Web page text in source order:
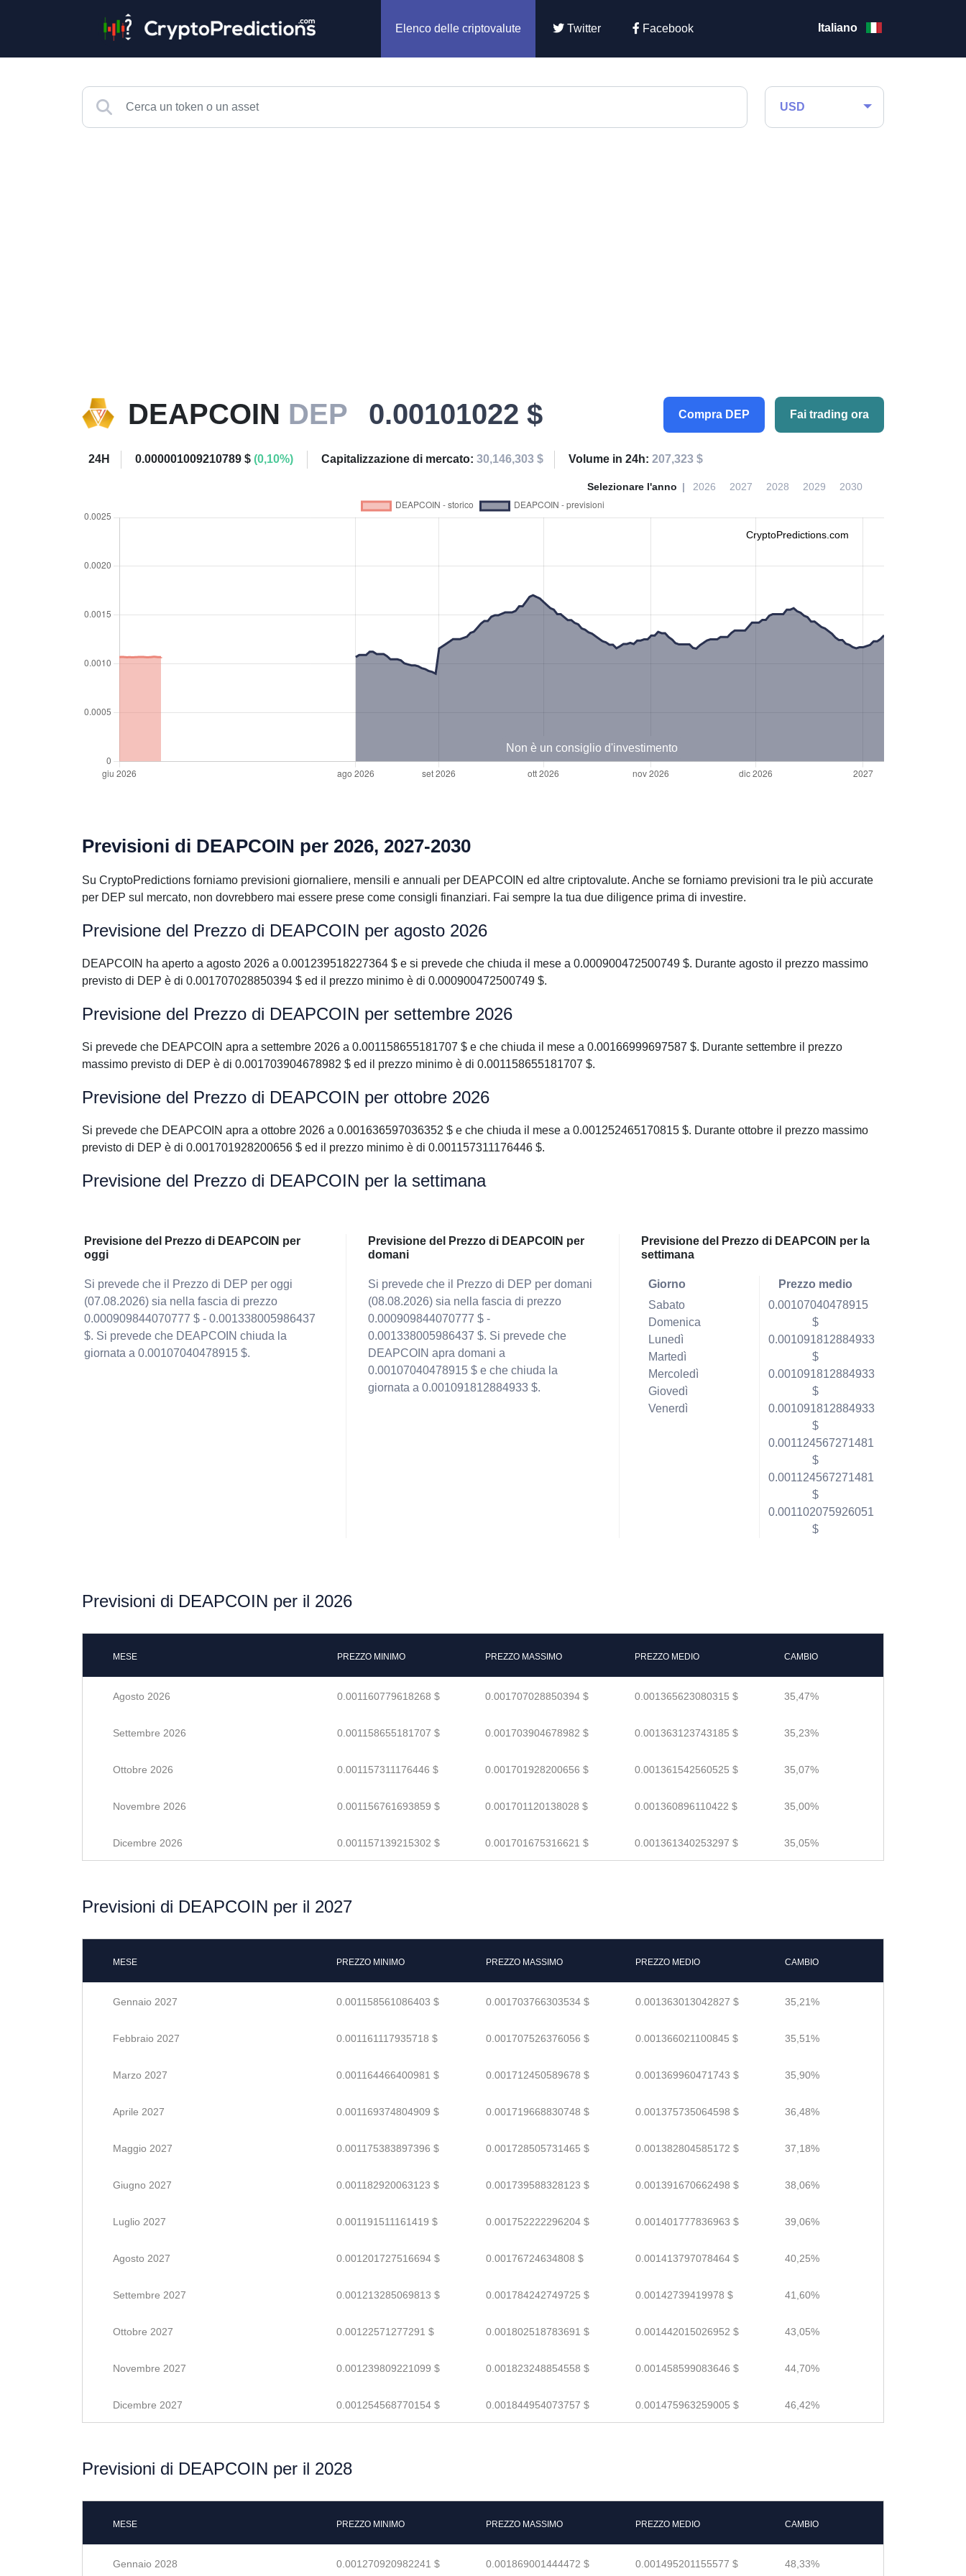
Elenco delle criptovalute Twitter Facebook Italiano
USD
DEAPCOIN DEP 0.00101022 $ Compra DEP Fai trading ora
24H 0.000001009210789 $ (0,10%) Capitalizzazione di mercato: 30,146,303 $ Volume in 24h: 207,323 $
Selezionare l'anno 2026 2027 2028 2029 2030
CryptoPredictions.com
Non è un consiglio d'investimento
Previsioni di DEAPCOIN per 2026, 2027-2030
Su CryptoPredictions forniamo previsioni giornaliere, mensili e annuali per DEAPCOIN ed altre criptovalute. Anche se forniamo previsioni tra le più accurate
per DEP sul mercato, non dovrebbero mai essere prese come consigli finanziari. Fai sempre la tua due diligence prima di investire.
Previsione del Prezzo di DEAPCOIN per agosto 2026
DEAPCOIN ha aperto a agosto 2026 a 0.001239518227364 $ e si prevede che chiuda il mese a 0.000900472500749 $. Durante agosto il prezzo massimo
previsto di DEP è di 0.001707028850394 $ ed il prezzo minimo è di 0.000900472500749 $.
Previsione del Prezzo di DEAPCOIN per settembre 2026
Si prevede che DEAPCOIN apra a settembre 2026 a 0.001158655181707 $ e che chiuda il mese a 0.00166999697587 $. Durante settembre il prezzo
massimo previsto di DEP è di 0.001703904678982 $ ed il prezzo minimo è di 0.001158655181707 $.
Previsione del Prezzo di DEAPCOIN per ottobre 2026
Si prevede che DEAPCOIN apra a ottobre 2026 a 0.001636597036352 $ e che chiuda il mese a 0.001252465170815 $. Durante ottobre il prezzo massimo
previsto di DEP è di 0.001701928200656 $ ed il prezzo minimo è di 0.001157311176446 $.
Previsione del Prezzo di DEAPCOIN per la settimana
Previsione del Prezzo di DEAPCOIN per
oggi
Si prevede che il Prezzo di DEP per oggi
(07.08.2026) sia nella fascia di prezzo
0.000909844070777 $ - 0.001338005986437
$. Si prevede che DEAPCOIN chiuda la
giornata a 0.00107040478915 $.
Previsione del Prezzo di DEAPCOIN per
domani
Si prevede che il Prezzo di DEP per domani
(08.08.2026) sia nella fascia di prezzo
0.000909844070777 $ -
0.001338005986437 $. Si prevede che
DEAPCOIN apra domani a
0.00107040478915 $ e che chiuda la
giornata a 0.001091812884933 $.
Previsione del Prezzo di DEAPCOIN per la
settimana
Giorno
Sabato
Domenica
Lunedì
Martedì
Mercoledì
Giovedì
Venerdì
Prezzo medio
0.00107040478915
$
0.001091812884933
$
0.001091812884933
$
0.001091812884933
$
0.001124567271481
$
0.001124567271481
$
0.001102075926051
$
Previsioni di DEAPCOIN per il 2026
MESE PREZZO MINIMO PREZZO MASSIMO PREZZO MEDIO CAMBIO
Agosto 2026 0.001160779618268 $ 0.001707028850394 $ 0.001365623080315 $ 35,47%
Settembre 2026 0.001158655181707 $ 0.001703904678982 $ 0.001363123743185 $ 35,23%
Ottobre 2026 0.001157311176446 $ 0.001701928200656 $ 0.001361542560525 $ 35,07%
Novembre 2026 0.001156761693859 $ 0.001701120138028 $ 0.001360896110422 $ 35,00%
Dicembre 2026 0.001157139215302 $ 0.001701675316621 $ 0.001361340253297 $ 35,05%
Previsioni di DEAPCOIN per il 2027
MESE PREZZO MINIMO PREZZO MASSIMO PREZZO MEDIO CAMBIO
Gennaio 2027 0.001158561086403 $ 0.001703766303534 $ 0.001363013042827 $ 35,21%
Febbraio 2027 0.001161117935718 $ 0.001707526376056 $ 0.001366021100845 $ 35,51%
Marzo 2027 0.001164466400981 $ 0.001712450589678 $ 0.001369960471743 $ 35,90%
Aprile 2027 0.001169374804909 $ 0.001719668830748 $ 0.001375735064598 $ 36,48%
Maggio 2027 0.001175383897396 $ 0.001728505731465 $ 0.001382804585172 $ 37,18%
Giugno 2027 0.001182920063123 $ 0.001739588328123 $ 0.001391670662498 $ 38,06%
Luglio 2027 0.001191511161419 $ 0.001752222296204 $ 0.001401777836963 $ 39,06%
Agosto 2027 0.001201727516694 $ 0.00176724634808 $ 0.001413797078464 $ 40,25%
Settembre 2027 0.001213285069813 $ 0.001784242749725 $ 0.00142739419978 $ 41,60%
Ottobre 2027 0.00122571277291 $ 0.001802518783691 $ 0.001442015026952 $ 43,05%
Novembre 2027 0.001239809221099 $ 0.001823248854558 $ 0.001458599083646 $ 44,70%
Dicembre 2027 0.001254568770154 $ 0.001844954073757 $ 0.001475963259005 $ 46,42%
Previsioni di DEAPCOIN per il 2028
MESE PREZZO MINIMO PREZZO MASSIMO PREZZO MEDIO CAMBIO
Gennaio 2028 0.001270920982241 $ 0.001869001444472 $ 0.001495201155577 $ 48,33%